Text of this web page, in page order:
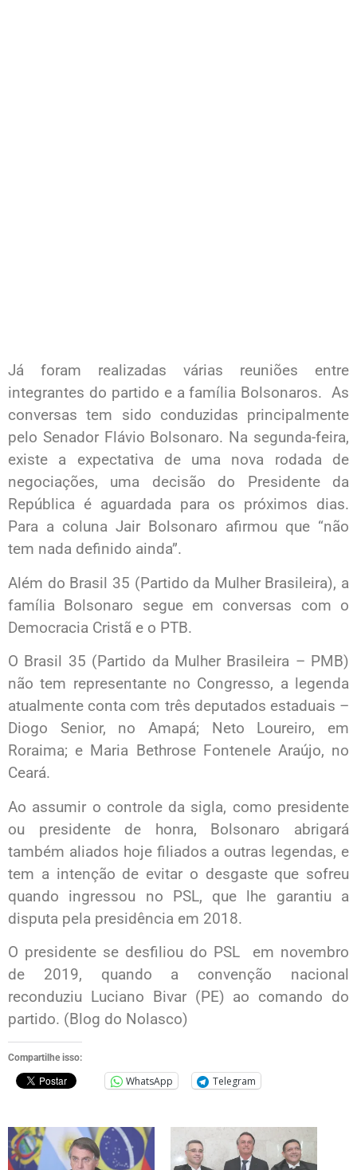
Já foram realizadas várias reuniões entre
integrantes do partido e a família Bolsonaros. As
conversas tem sido conduzidas principalmente
pelo Senador Flávio Bolsonaro. Na segunda-feira,
existe a expectativa de uma nova rodada de
negociações, uma decisão do Presidente da
República é aguardada para os próximos dias.
Para a coluna Jair Bolsonaro afirmou que “não
tem nada definido ainda”.
Além do Brasil 35 (Partido da Mulher Brasileira), a
família Bolsonaro segue em conversas com o
Democracia Cristã e o PTB.
O Brasil 35 (Partido da Mulher Brasileira – PMB)
não tem representante no Congresso, a legenda
atualmente conta com três deputados estaduais –
Diogo Senior, no Amapá; Neto Loureiro, em
Roraima; e Maria Bethrose Fontenele Araújo, no
Ceará.
Ao assumir o controle da sigla, como presidente
ou presidente de honra, Bolsonaro abrigará
também aliados hoje filiados a outras legendas, e
tem a intenção de evitar o desgaste que sofreu
quando ingressou no PSL, que lhe garantiu a
disputa pela presidência em 2018.
O presidente se desfiliou do PSL em novembro
de 2019, quando a convenção nacional
reconduziu Luciano Bivar (PE) ao comando do
partido. (Blog do Nolasco)
Compartilhe isso:
WhatsApp Telegram